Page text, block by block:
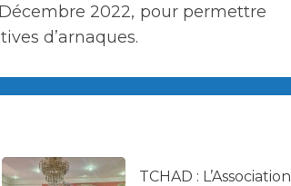
2022, pour permettre
d’arnaques.
TCHAD : L’Association